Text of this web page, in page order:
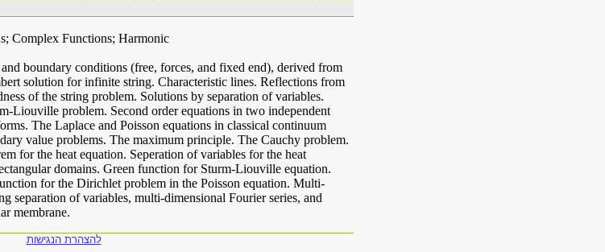
Complex Functions; Harmonic
boundary conditions (free, forces, and fixed end), derived from
solution for infinite string. Characteristic lines. Reflections from
of the string problem. Solutions by separation of variables.
Liouville problem. Second order equations in two independent
The Laplace and Poisson equations in classical continuum
value problems. The maximum principle. The Cauchy problem.
for the heat equation. Seperation of variables for the heat
domains. Green function for Sturm-Liouville equation.
for the Dirichlet problem in the Poisson equation. Multi-
separation of variables, multi-dimensional Fourier series, and
membrane.
להצהרת הנגישות